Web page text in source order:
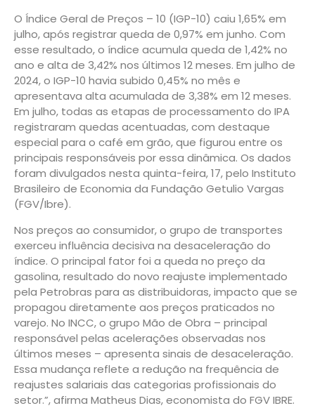
O Índice Geral de Preços – 10 (IGP-10) caiu 1,65% em
julho, após registrar queda de 0,97% em junho. Com
esse resultado, o índice acumula queda de 1,42% no
ano e alta de 3,42% nos últimos 12 meses. Em julho de
2024, o IGP-10 havia subido 0,45% no mês e
apresentava alta acumulada de 3,38% em 12 meses.
Em julho, todas as etapas de processamento do IPA
registraram quedas acentuadas, com destaque
especial para o café em grão, que figurou entre os
principais responsáveis por essa dinâmica. Os dados
foram divulgados nesta quinta-feira, 17, pelo Instituto
Brasileiro de Economia da Fundação Getulio Vargas
(FGV/Ibre).
Nos preços ao consumidor, o grupo de transportes
exerceu influência decisiva na desaceleração do
índice. O principal fator foi a queda no preço da
gasolina, resultado do novo reajuste implementado
pela Petrobras para as distribuidoras, impacto que se
propagou diretamente aos preços praticados no
varejo. No INCC, o grupo Mão de Obra – principal
responsável pelas acelerações observadas nos
últimos meses – apresenta sinais de desaceleração.
Essa mudança reflete a redução na frequência de
reajustes salariais das categorias profissionais do
setor.”, afirma Matheus Dias, economista do FGV IBRE.